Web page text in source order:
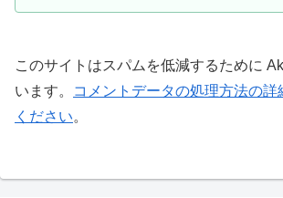
このサイトはスパムを低減するために
います。
コメントデータの処理方法の詳
ください。